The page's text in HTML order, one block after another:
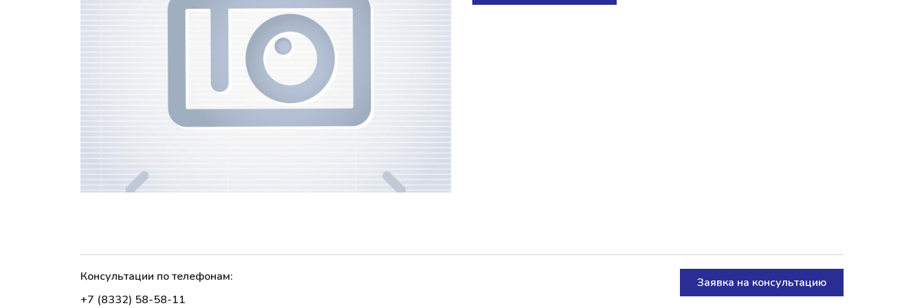
Консультации по телефонам:
+7 (8332) 58-58-11
Заявка на консультацию